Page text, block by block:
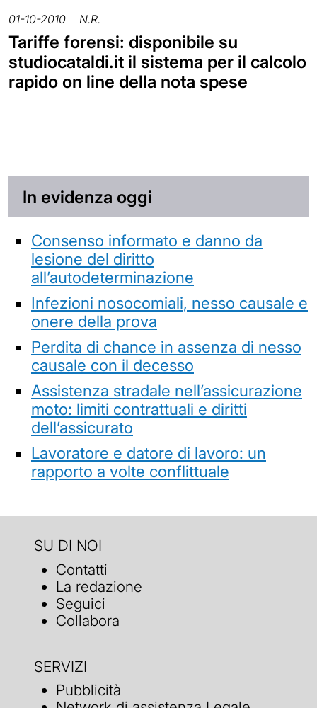
01-10-2010 N.R.
Tariffe forensi: disponibile su
studiocataldi.it il sistema per il calcolo
rapido on line della nota spese
In evidenza oggi
Consenso informato e danno da
lesione del diritto
all’autodeterminazione
Infezioni nosocomiali, nesso causale e
onere della prova
Perdita di chance in assenza di nesso
causale con il decesso
Assistenza stradale nell’assicurazione
moto: limiti contrattuali e diritti
dell’assicurato
Lavoratore e datore di lavoro: un
rapporto a volte conflittuale
SU DI NOI
Contatti
La redazione
Seguici
Collabora
SERVIZI
Pubblicità